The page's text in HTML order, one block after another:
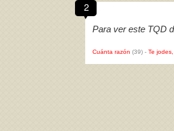
2
Para ver este TQD
Cuánta razón (39) - Te